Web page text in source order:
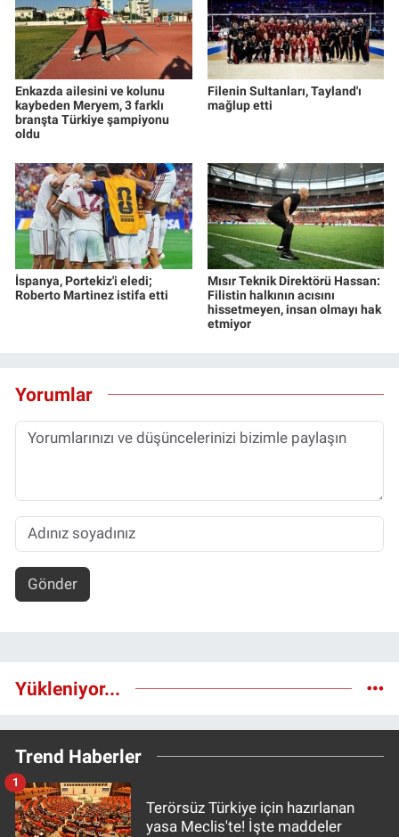
Enkazda ailesini ve kolunu
kaybeden Meryem, 3 farklı
branşta Türkiye şampiyonu
oldu
Filenin Sultanları, Tayland'ı
mağlup etti
İspanya, Portekiz'i eledi;
Roberto Martinez istifa etti
Mısır Teknik Direktörü Hassan:
Filistin halkının acısını
hissetmeyen, insan olmayı hak
etmiyor
Yorumlar
Gönder
Yükleniyor...
Trend Haberler
Terörsüz Türkiye için hazırlanan
yasa Meclis'te! İşte maddeler
1